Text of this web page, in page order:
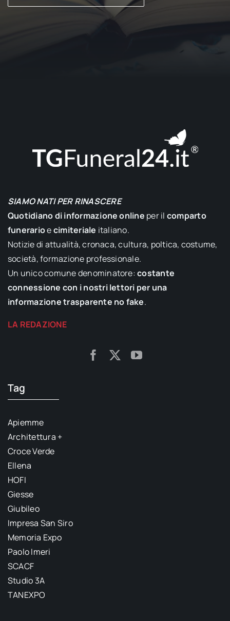
SIAMO NATI PER RINASCERE
Quotidiano di informazione online per il comparto
funerarioecimiteriale italiano.
Notizie di attualità, cronaca, cultura, poltica, costume,
società, formazione professionale.
Un unico comune denominatore:costante
connessione con i nostri lettori per una
informazione trasparente no fake.
LA REDAZIONE
Tag
Apiemme
Architettura +
Croce Verde
Ellena
HOFI
Giesse
Giubileo
Impresa San Siro
Memoria Expo
Paolo Imeri
SCACF
Studio 3A
TANEXPO